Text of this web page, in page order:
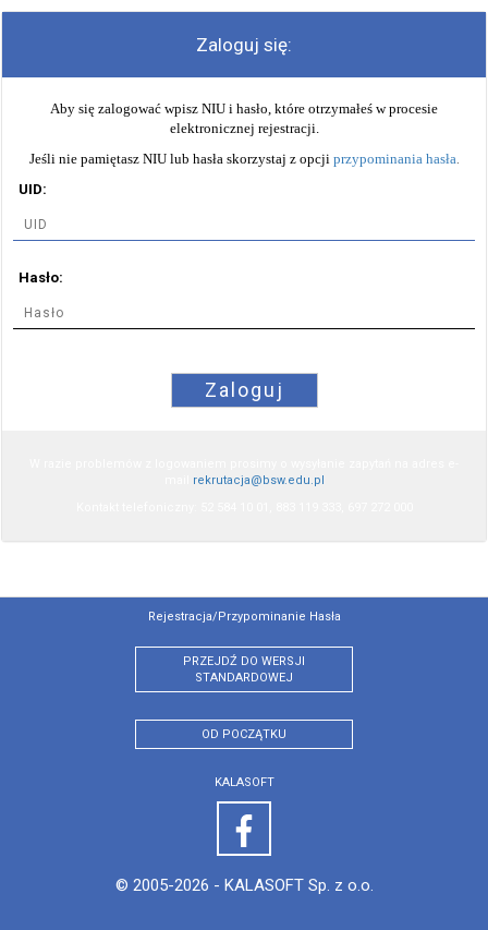
Zaloguj się:
Aby się zalogować wpisz NIU i hasło, które otrzymałeś w procesie
elektronicznej rejestracji.
Jeśli nie pamiętasz NIU lub hasła skorzystaj z opcji przypominania hasła.
UID:
Hasło:
Zaloguj
rekrutacja@bsw.edu.pl
Rejestracja/przypominanie Hasła
PRZEJDŹ DO WERSJI
STANDARDOWEJ
OD POCZĄTKU
KALASOFT
© 2005-2026 - KALASOFT Sp. z o.o.